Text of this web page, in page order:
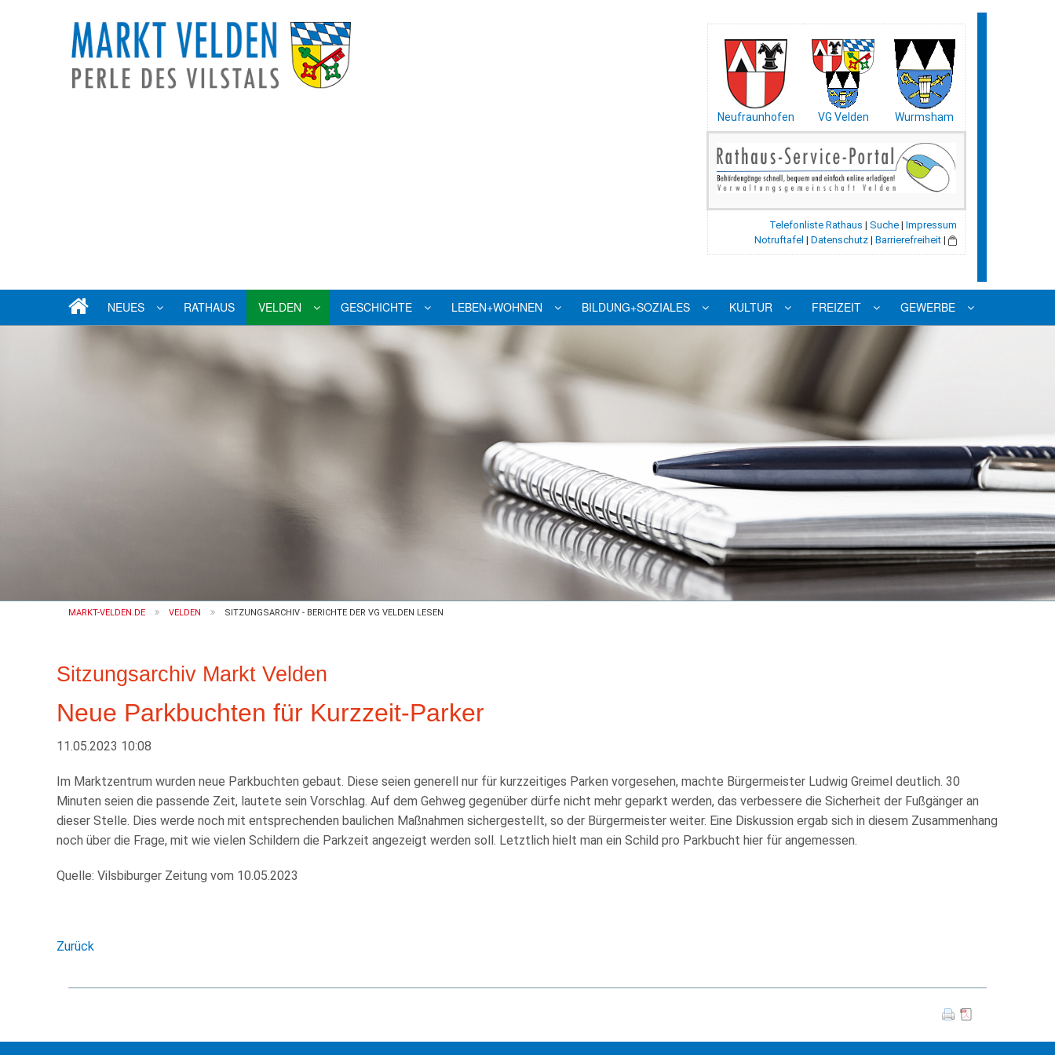
Neufraunhofen VG Velden Wurmsham
Telefonliste Rathaus |Suche |Impressum
Notruftafel |Datenschutz |Barrierefreiheit |
NEUES RATHAUS VELDEN GESCHICHTE LEBEN+WOHNEN BILDUNG+SOZIALES KULTUR FREIZEIT GEWERBE
MARKT-VELDEN.DE VELDEN SITZUNGSARCHIV - BERICHTE DER VG VELDEN LESEN
Sitzungsarchiv Markt Velden
Neue Parkbuchten für Kurzzeit-Parker
11.05.2023 10:08
Im Marktzentrum wurden neue Parkbuchten gebaut. Diese seien generell nur für kurzzeitiges Parken vorgesehen, machte Bürgermeister Ludwig Greimel deutlich. 30
Minuten seien die passende Zeit, lautete sein Vorschlag. Auf dem Gehweg gegenüber dürfe nicht mehr geparkt werden, das verbessere die Sicherheit der Fußgänger an
dieser Stelle. Dies werde noch mit entsprechenden baulichen Maßnahmen sichergestellt, so der Bürgermeister weiter. Eine Diskussion ergab sich in diesem Zusammenhang
noch über die Frage, mit wie vielen Schildern die Parkzeit angezeigt werden soll. Letztlich hielt man ein Schild pro Parkbucht hier für angemessen.
Quelle: Vilsbiburger Zeitung vom 10.05.2023
Zurück